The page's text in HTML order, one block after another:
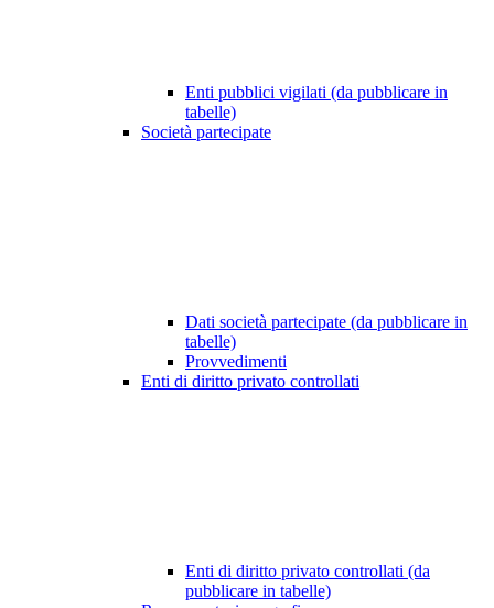
Enti pubblici vigilati (da pubblicare in
tabelle)
Società partecipate
Dati società partecipate (da pubblicare in
tabelle)
Provvedimenti
Enti di diritto privato controllati
Enti di diritto privato controllati (da
pubblicare in tabelle)